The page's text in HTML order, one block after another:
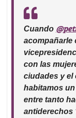
Cuando
acompañarle
con las
ciudades y el
habitamos
entre tanto
antiderechos